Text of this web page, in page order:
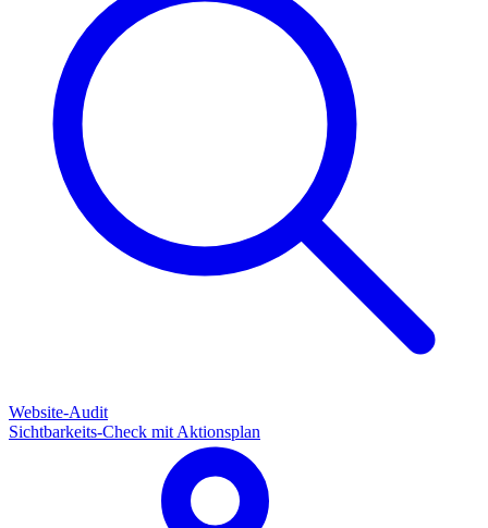
Website-Audit
Sichtbarkeits-Check mit Aktionsplan